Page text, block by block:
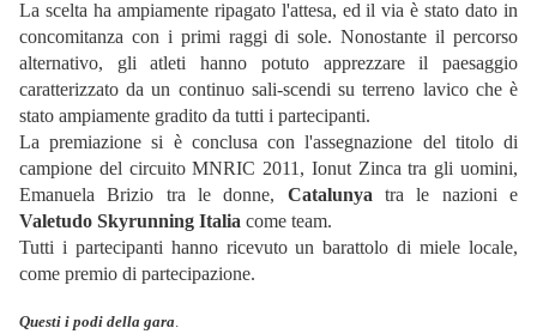
La scelta ha ampiamente ripagato l'attesa, ed il via è stato dato in
concomitanza con i primi raggi di sole. Nonostante il percorso
alternativo, gli atleti hanno potuto apprezzare il paesaggio
caratterizzato da un continuo sali-scendi su terreno lavico che è
stato ampiamente gradito da tutti i partecipanti.
La premiazione si è conclusa con l'assegnazione del titolo di
campione del circuito MNRIC 2011, Ionut Zinca tra gli uomini,
Emanuela Brizio tra le donne, Catalunya tra le nazioni e
Valetudo Skyrunning Italia come team.
Tutti i partecipanti hanno ricevuto un barattolo di miele locale,
come premio di partecipazione.
Questi i podi della gara.